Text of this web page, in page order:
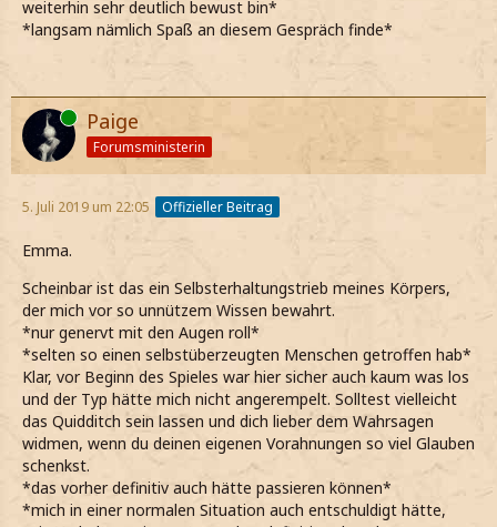
weiterhin sehr deutlich bewust bin*
*langsam nämlich Spaß an diesem Gespräch finde*
Online Paige
Forumsministerin
5. Juli 2019 um 22:05 Offizieller Beitrag
Emma.
Scheinbar ist das ein Selbsterhaltungstrieb meines Körpers,
der mich vor so unnützem Wissen bewahrt.
*nur genervt mit den Augen roll*
*selten so einen selbstüberzeugten Menschen getroffen hab*
Klar, vor Beginn des Spieles war hier sicher auch kaum was los
und der Typ hätte mich nicht angerempelt. Solltest vielleicht
das Quidditch sein lassen und dich lieber dem Wahrsagen
widmen, wenn du deinen eigenen Vorahnungen so viel Glauben
schenkst.
*das vorher definitiv auch hätte passieren können*
*mich in einer normalen Situation auch entschuldigt hätte,